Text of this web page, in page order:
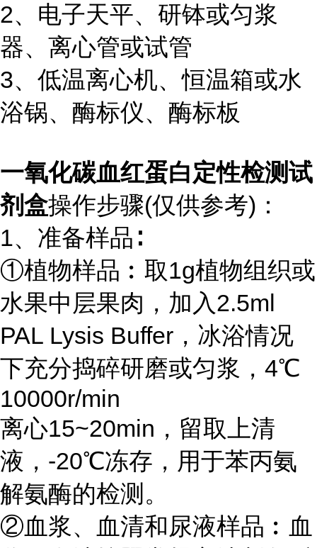
2、电子天平、研钵或匀浆
器、离心管或试管
3、低温离心机、恒温箱或水
浴锅、酶标仪、酶标板
一氧化碳血红蛋白定性检测试
剂盒操作步骤(仅供参考)：
1、准备样品∶
①植物样品︰取1g植物组织或
水果中层果肉，加入2.5ml
PAL Lysis Buffer，冰浴情况
下充分捣碎研磨或匀浆，4℃
10000r/min
离心15~20min，留取上清
液，-20℃冻存，用于苯丙氨
解氨酶的检测。
②血浆、血清和尿液样品︰血